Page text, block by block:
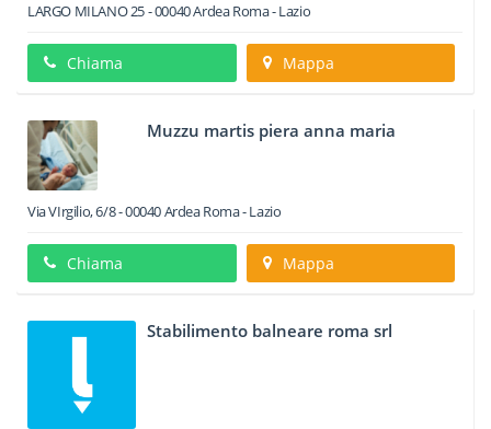
LARGO MILANO 25-00040ArdeaRoma -Lazio
Chiama Mappa
Muzzu martis piera anna maria
Via VIrgilio, 6/8-00040ArdeaRoma -Lazio
Chiama Mappa
Stabilimento balneare roma srl